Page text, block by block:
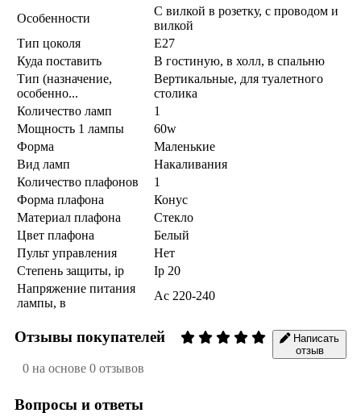
Особенности
С вилкой в розетку, с проводом и
вилкой
Тип цоколя
E27
Куда поставить
В гостиную, в холл, в спальню
Тип (назначение,
особенно...
Вертикальные, для туалетного
столика
Количество ламп
1
Мощность 1 лампы
60w
Форма
Маленькие
Вид ламп
Накаливания
Количество плафонов
1
Форма плафона
Конус
Материал плафона
Стекло
Цвет плафона
Белый
Пульт управления
Нет
Степень защиты, ip
Ip 20
Напряжение питания
лампы, в
Ac 220-240
Отзывы покупателей
0 на основе 0 отзывов
Написать
отзыв
Вопросы и ответы